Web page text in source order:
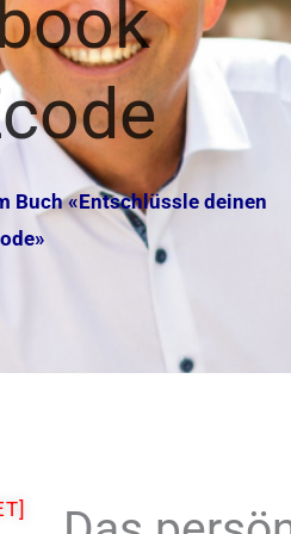
Buch «Entschlüssle deinen